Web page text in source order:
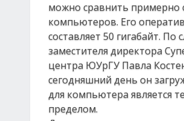
можно сравнить примерно
компьютеров. Его
составляет 50 гигабайт. По
заместителя директора
центра ЮУрГУ Павла
сегодняшний день он
для компьютера является
пределом.